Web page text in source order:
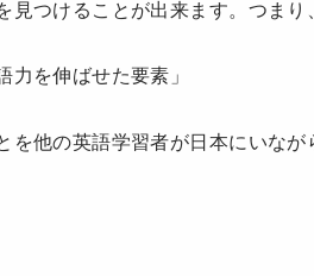
つけることが出来ます。つまり
力を伸ばせた要素」
を他の英語学習者が日本にいな